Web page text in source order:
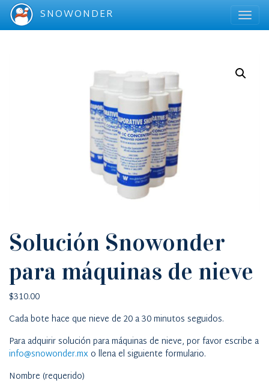
SNOWONDER
Solución Snowonder
para máquinas de nieve
$310.00
Cada bote hace que nieve de 20 a 30 minutos seguidos.
Para adquirir solución para máquinas de nieve, por favor escribe a
info@snowonder.mx o llena el siguiente formulario.
Nombre (requerido)